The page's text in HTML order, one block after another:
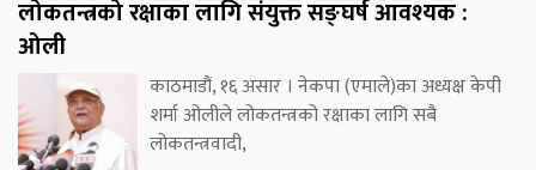
लोकतन्त्रको रक्षाका लागि संयुक्त सङ्घर्ष आवश्यक :
ओली
काठमाडौं, १६ असार । नेकपा (एमाले)का अध्यक्ष केपी
शर्मा ओलीले लोकतन्त्रको रक्षाका लागि सबै
लोकतन्त्रवादी,